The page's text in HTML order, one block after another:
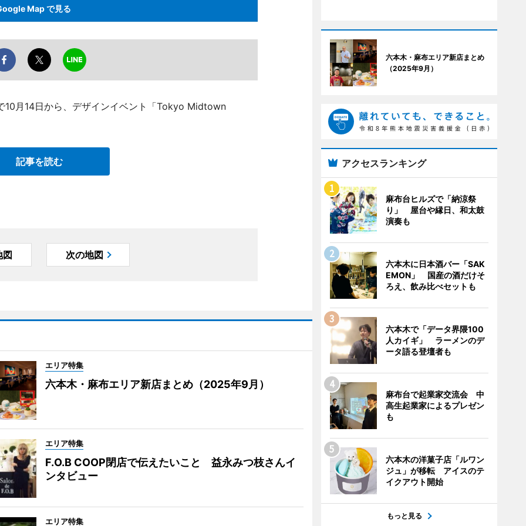
Map で見る
10月14日から、デザインイベント「Tokyo Midtown
記事を読む
図 次の地図
エリア特集
六本木・麻布エリア新店まとめ（2025年9月）
エリア特集
F.O.B COOP閉店で伝えたいこと 益永みつ枝さんイ
ンタビュー
エリア特集
六本木・麻布エリア新店まとめ
（2025年9月）
アクセスランキング
麻布台ヒルズで「納涼祭
り」 屋台や縁日、和太鼓
演奏も
六本木に日本酒バー「SAK
EMON」 国産の酒だけそ
ろえ、飲み比べセットも
六本木で「データ界隈100
人カイギ」 ラーメンのデ
ータ語る登壇者も
麻布台で起業家交流会 中
高生起業家によるプレゼン
も
六本木の洋菓子店「ルワン
ジュ」が移転 アイスのテ
イクアウト開始
もっと見る